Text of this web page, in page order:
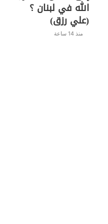
الله في لبنان ؟
(علي رزق)
منذ 14 ساعة